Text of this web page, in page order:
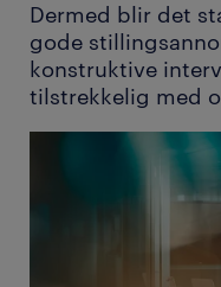
Dermed blir det
gode
konstruktive
tilstrekkelig med